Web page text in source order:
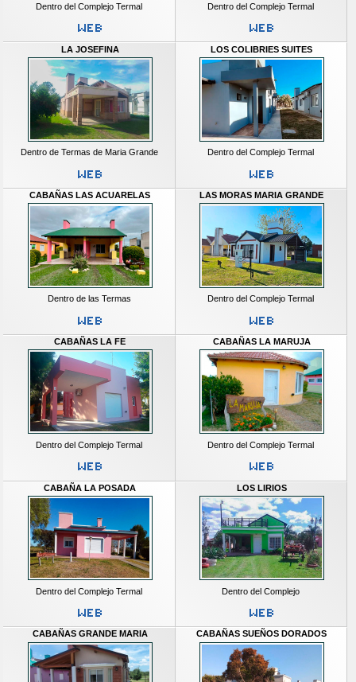
Dentro del Complejo Termal Dentro del Complejo Termal
LA JOSEFINA
Dentro de Termas de Maria Grande
LOS COLIBRIES SUITES
Dentro del Complejo Termal
CABAÑAS LAS ACUARELAS
Dentro de las Termas
LAS MORAS MARIA GRANDE
Dentro del Complejo Termal
CABAÑAS LA FE
Dentro del Complejo Termal
CABAÑAS LA MARUJA
Dentro del Complejo Termal
CABAÑA LA POSADA
Dentro del Complejo Termal
LOS LIRIOS
Dentro del Complejo
CABAÑAS GRANDE MARIA CABAÑAS SUEÑOS DORADOS